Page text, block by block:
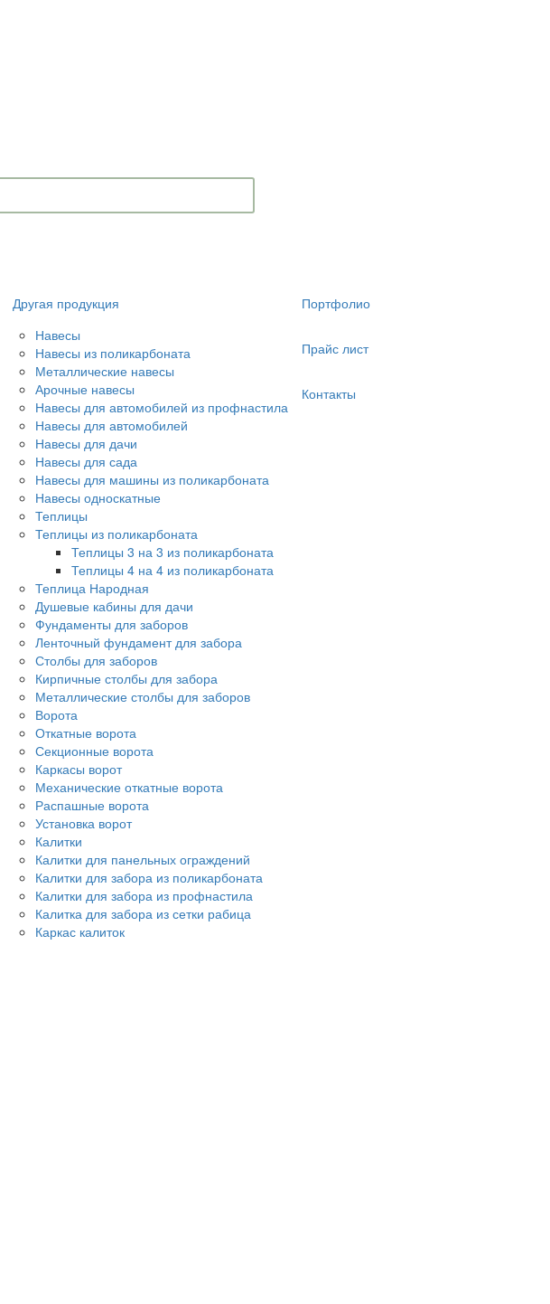
Другая продукция
Навесы
Навесы из поликарбоната
Металлические навесы
Арочные навесы
Навесы для автомобилей из профнастила
Навесы для автомобилей
Навесы для дачи
Навесы для сада
Навесы для машины из поликарбоната
Навесы односкатные
Теплицы
Теплицы из поликарбоната
Теплицы 3 на 3 из поликарбоната
Теплицы 4 на 4 из поликарбоната
Теплица Народная
Душевые кабины для дачи
Фундаменты для заборов
Ленточный фундамент для забора
Столбы для заборов
Кирпичные столбы для забора
Металлические столбы для заборов
Ворота
Откатные ворота
Секционные ворота
Каркасы ворот
Механические откатные ворота
Распашные ворота
Установка ворот
Калитки
Калитки для панельных ограждений
Калитки для забора из поликарбоната
Калитки для забора из профнастила
Калитка для забора из сетки рабица
Каркас калиток
Портфолио
Прайс лист
Контакты